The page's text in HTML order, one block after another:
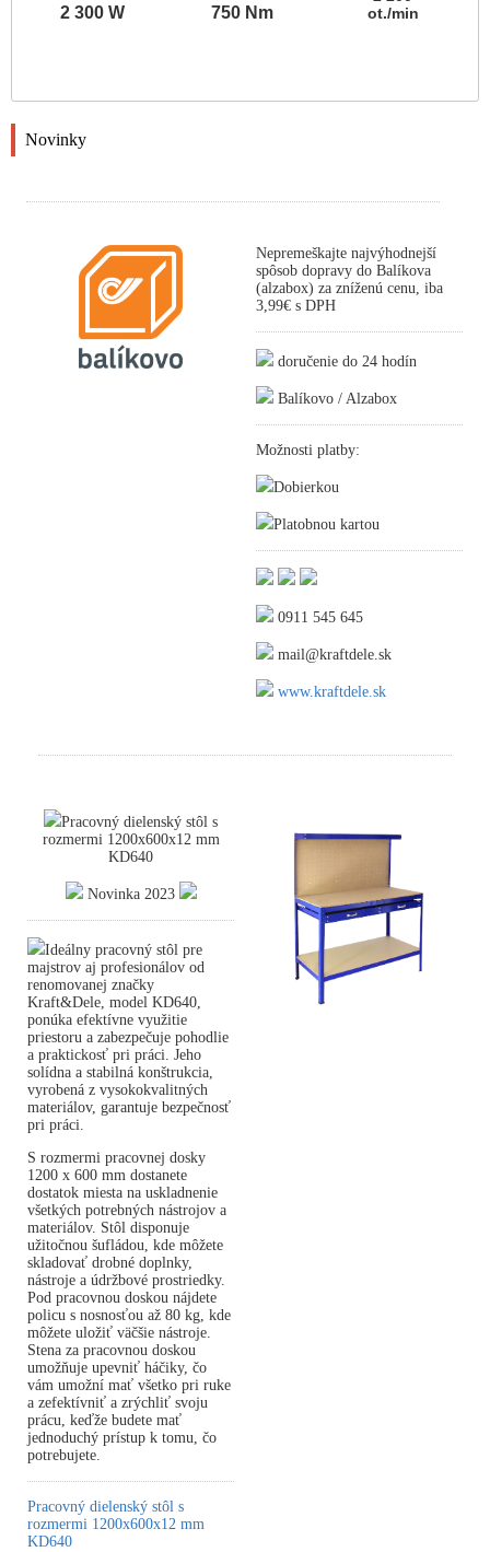
2 300 W 750 Nm
ot./min
Novinky
Nepremeškajte najvýhodnejší
spôsob dopravy do Balíkova
(alzabox) za zníženú cenu, iba
3,99€ s DPH
doručenie do 24 hodín
Balíkovo / Alzabox
Možnosti platby:
Dobierkou
Platobnou kartou
0911 545 645
mail@kraftdele.sk
www.kraftdele.sk
Pracovný dielenský stôl s
rozmermi 1200x600x12 mm
KD640
Novinka 2023
Ideálny pracovný stôl pre
majstrov aj profesionálov od
renomovanej značky
Kraft&Dele, model KD640,
ponúka efektívne využitie
priestoru a zabezpečuje pohodlie
a praktickosť pri práci. Jeho
solídna a stabilná konštrukcia,
vyrobená z vysokokvalitných
materiálov, garantuje bezpečnosť
pri práci.
S rozmermi pracovnej dosky
1200 x 600 mm dostanete
dostatok miesta na uskladnenie
všetkých potrebných nástrojov a
materiálov. Stôl disponuje
užitočnou šufládou, kde môžete
skladovať drobné doplnky,
nástroje a údržbové prostriedky.
Pod pracovnou doskou nájdete
policu s nosnosťou až 80 kg, kde
môžete uložiť väčšie nástroje.
Stena za pracovnou doskou
umožňuje upevniť háčiky, čo
vám umožní mať všetko pri ruke
a zefektívniť a zrýchliť svoju
prácu, keďže budete mať
jednoduchý prístup k tomu, čo
potrebujete.
Pracovný dielenský stôl s
rozmermi 1200x600x12 mm
KD640